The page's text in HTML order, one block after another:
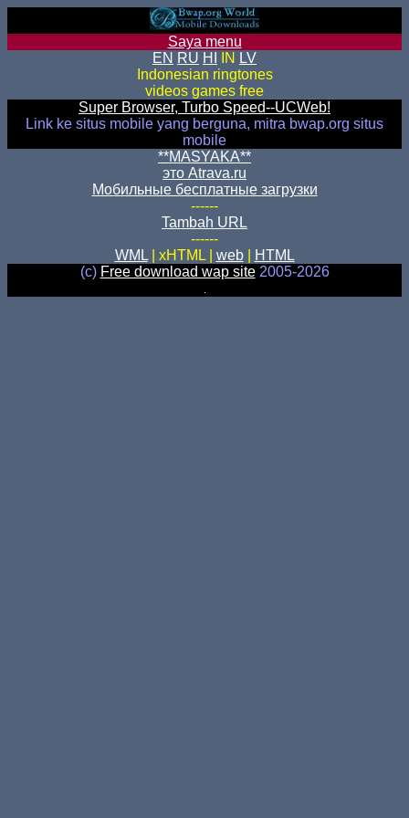
Saya menu
EN RU HI IN LV
Indonesian ringtones
videos games free
Super Browser, Turbo Speed--UCWeb!
Link ke situs mobile yang berguna, mitra bwap.org situs
mobile
**MASYAKA**
это Atrava.ru
Мобильные бесплатные загрузки
------
Tambah URL
------
WML| xHTML | web|
HTML
(c) Free download wap site2005-2026